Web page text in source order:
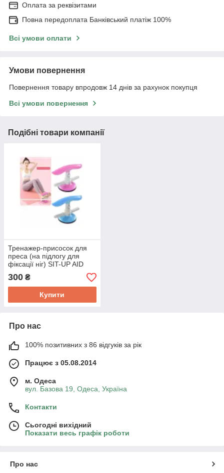
Оплата за реквізитами
Повна передоплата Банківський платіж 100%
Всі умови оплати
Умови повернення
Повернення товару впродовж 14 днів за рахунок покупця
Всі умови повернення
Подібні товари компанії
Тренажер-присосок для
преса (на підлогу для
фіксації ніг) SIT-UP AID
300 ₴
Купити
Про нас
100% позитивних з 86 відгуків за рік
Працює з 05.08.2014
м. Одеса
вул. Базова 19, Одеса, Україна
Контакти
Сьогодні вихідний
Показати весь графік роботи
Про нас